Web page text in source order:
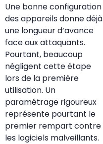
Une bonne configuration
des appareils donne déjà
une longueur d’avance
face aux attaquants.
Pourtant, beaucoup
négligent cette étape
lors de la première
utilisation. Un
paramétrage rigoureux
représente pourtant le
premier rempart contre
les logiciels malveillants.